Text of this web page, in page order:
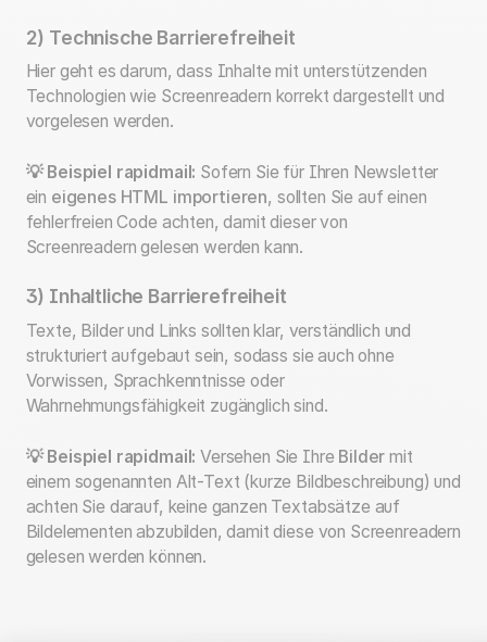
2) Technische Barrierefreiheit
Hier geht es darum, dass Inhalte mit unterstützenden
Technologien wie Screenreadern korrekt dargestellt und
vorgelesen werden.
💡 Beispiel rapidmail: Sofern Sie für Ihren Newsletter
ein eigenes HTML importieren, sollten Sie auf einen
fehlerfreien Code achten, damit dieser von
Screenreadern gelesen werden kann.
3) Inhaltliche Barrierefreiheit
Texte, Bilder und Links sollten klar, verständlich und
strukturiert aufgebaut sein, sodass sie auch ohne
Vorwissen, Sprachkenntnisse oder
Wahrnehmungsfähigkeit zugänglich sind.
💡 Beispiel rapidmail: Versehen Sie Ihre Bilder mit
einem sogenannten Alt-Text (kurze Bildbeschreibung) und
achten Sie darauf, keine ganzen Textabsätze auf
Bildelementen abzubilden, damit diese von Screenreadern
gelesen werden können.